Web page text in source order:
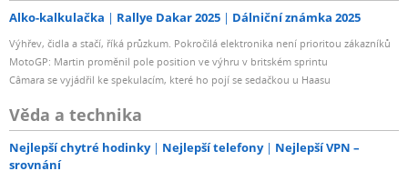
Alko-kalkulačka Rallye Dakar 2025 Dálniční známka 2025
Výhřev, čidla a stačí, říká průzkum. Pokročilá elektronika není prioritou zákazníků
MotoGP: Martin proměnil pole position ve výhru v britském sprintu
Câmara se vyjádřil ke spekulacím, které ho pojí se sedačkou u Haasu
Věda a technika
Nejlepší chytré hodinky Nejlepší telefony
Nejlepší VPN –
srovnání